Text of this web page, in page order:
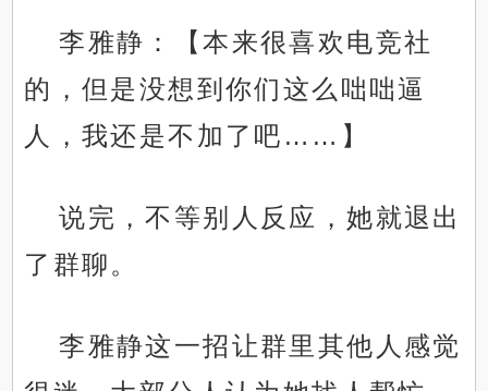
李雅静：【本来很喜欢电竞社
的，但是没想到你们这么咄咄逼
人，我还是不加了吧……】
说完，不等别人反应，她就退出
了群聊。
李雅静这一招让群里其他人感觉